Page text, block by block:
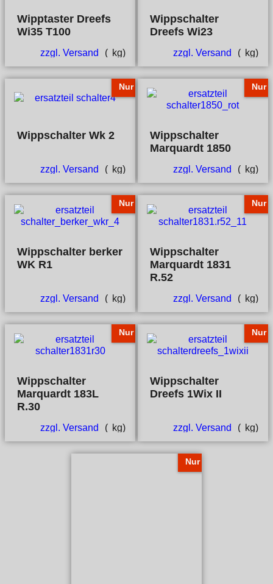
Wipptaster Dreefs
Wi35 T100
zzgl. Versand kg
Wippschalter
Dreefs Wi23
zzgl. Versand kg
Nur
Wippschalter Wk 2
zzgl. Versand kg
Nur
Wippschalter
Marquardt 1850
zzgl. Versand kg
Nur
Wippschalter berker
WK R1
zzgl. Versand kg
Nur
Wippschalter
Marquardt 1831
R.52
zzgl. Versand kg
Nur
Wippschalter
Marquardt 183L
R.30
zzgl. Versand kg
Nur
Wippschalter
Dreefs 1Wix II
zzgl. Versand kg
Nur